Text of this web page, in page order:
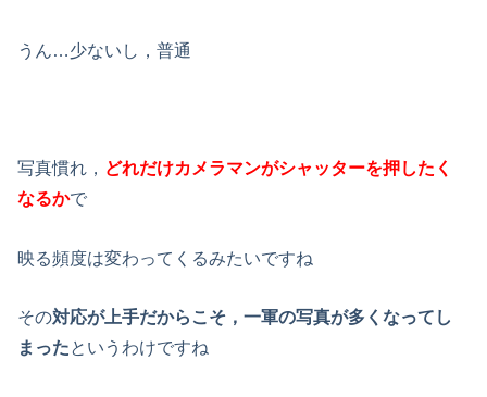
うん…少ないし，普通
写真慣れ， どれだけカメラマンがシャッターを押したく
なるかで
映る頻度は変わってくるみたいですね
その対応が上手だからこそ，一軍の写真が多くなってし
まったというわけですね